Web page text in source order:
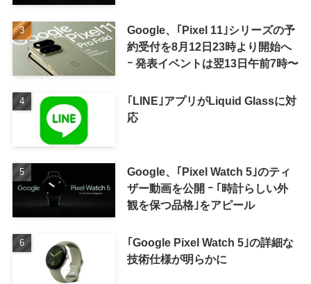
Google、｢Pixel 11｣シリーズの予
約受付を8月12日23時より開始へ
ｰ 発表イベントは翌13日午前7時〜
｢LINE｣アプリがLiquid Glassに対
応
Google、｢Pixel Watch 5｣のティ
ザー動画を公開 ｰ ｢時計らしい外
観を保つ品格｣をアピール
｢Google Pixel Watch 5｣の詳細な
技術仕様が明らかに